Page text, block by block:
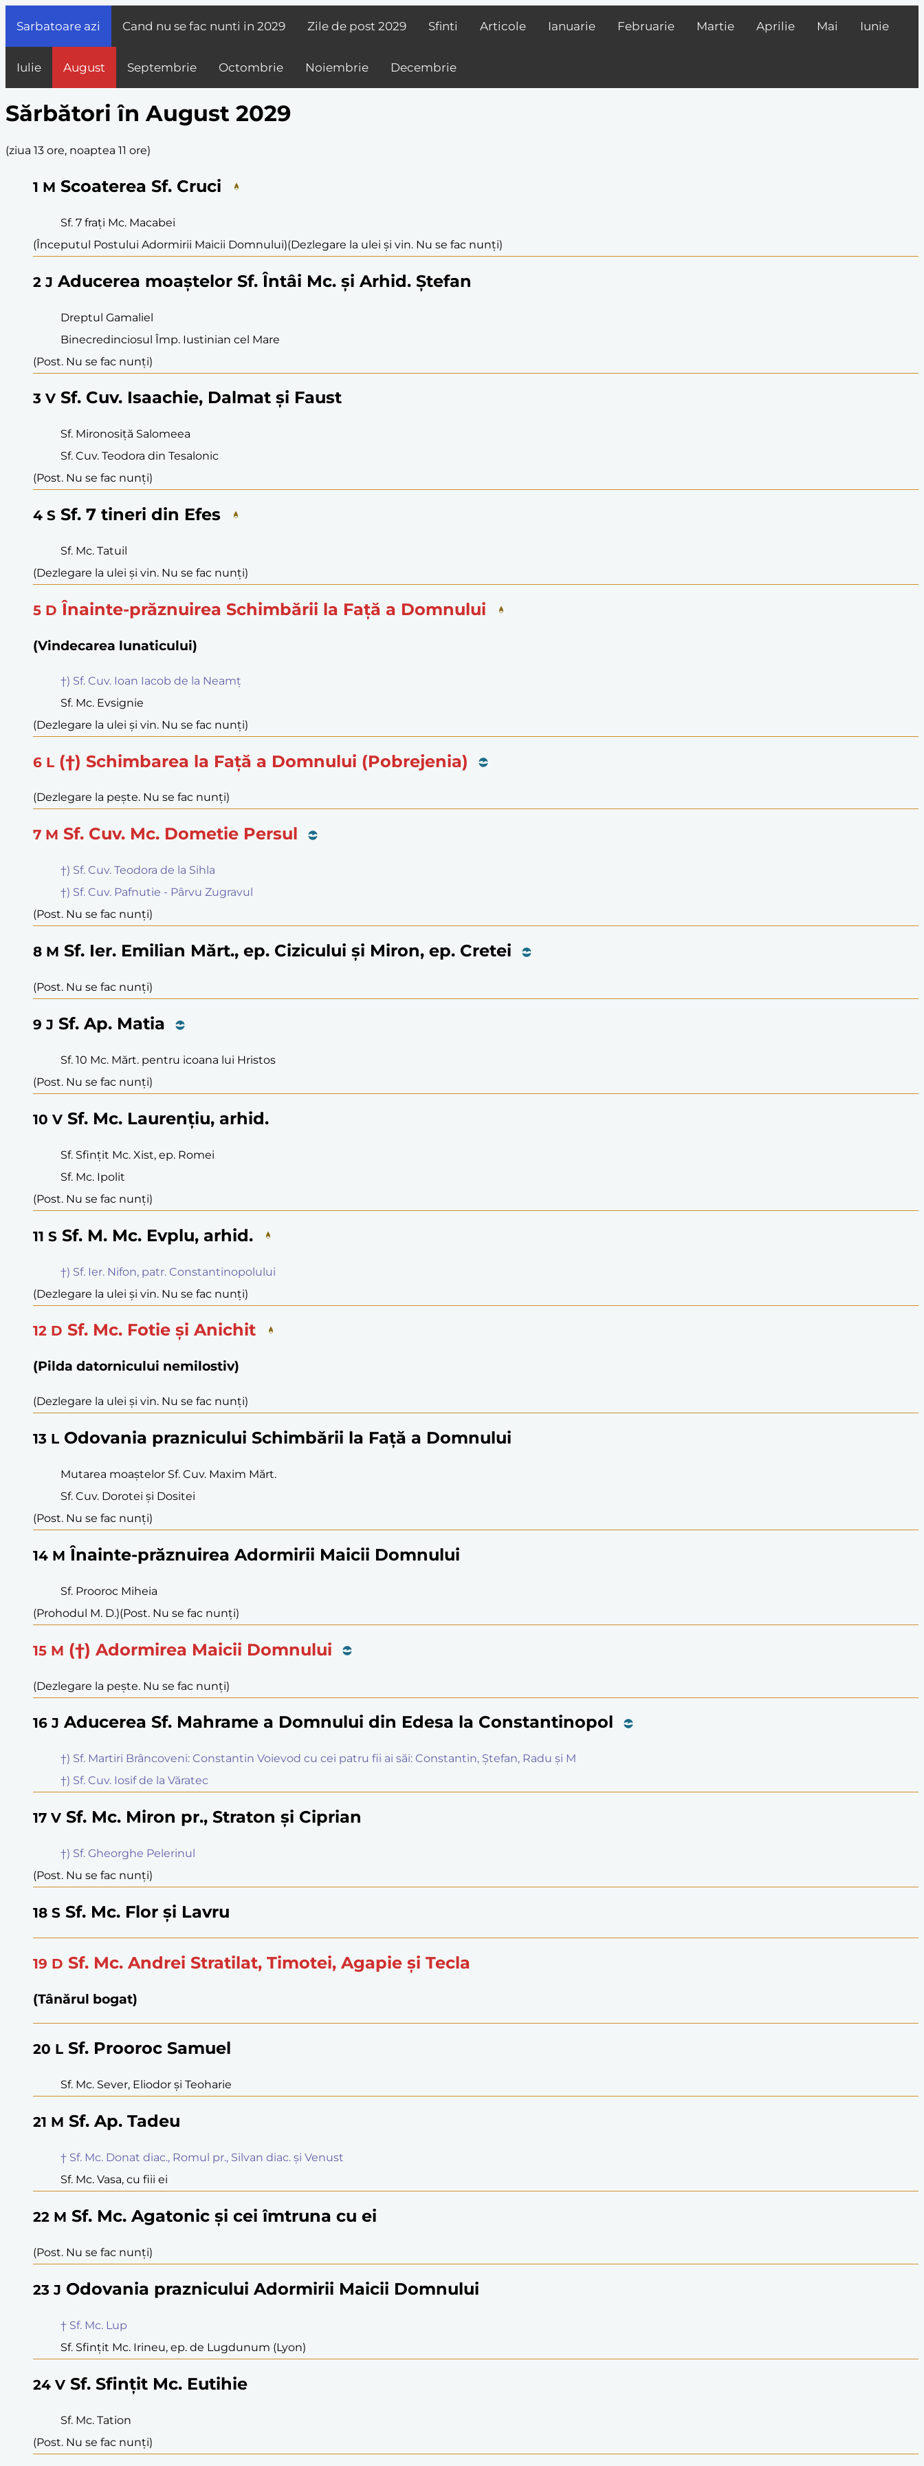
Sarbatoare azi Cand nu se fac nunti in 2029 Zile de post 2029 Sfinti Articole Ianuarie Februarie Martie Aprilie Mai Iunie
Iulie August Septembrie Octombrie Noiembrie Decembrie
Sărbători în August 2029
(ziua 13 ore, noaptea 11 ore)
1 M Scoaterea Sf. Cruci
Sf. 7 frați Mc. Macabei
(Începutul Postului Adormirii Maicii Domnului)(Dezlegare la ulei și vin. Nu se fac nunți)
2 J Aducerea moaștelor Sf. Întâi Mc. și Arhid. Ștefan
Dreptul Gamaliel
Binecredinciosul Împ. Iustinian cel Mare
(Post. Nu se fac nunți)
3 V Sf. Cuv. Isaachie, Dalmat și Faust
Sf. Mironosiță Salomeea
Sf. Cuv. Teodora din Tesalonic
(Post. Nu se fac nunți)
4 S Sf. 7 tineri din Efes
Sf. Mc. Tatuil
(Dezlegare la ulei și vin. Nu se fac nunți)
5 D Înainte-prăznuirea Schimbării la Față a Domnului
(Vindecarea lunaticului)
†) Sf. Cuv. Ioan Iacob de la Neamț
Sf. Mc. Evsignie
(Dezlegare la ulei și vin. Nu se fac nunți)
6 L (†) Schimbarea la Față a Domnului (Pobrejenia)
(Dezlegare la pește. Nu se fac nunți)
7 M Sf. Cuv. Mc. Dometie Persul
†) Sf. Cuv. Teodora de la Sihla
†) Sf. Cuv. Pafnutie - Pârvu Zugravul
(Post. Nu se fac nunți)
8 M Sf. Ier. Emilian Mărt., ep. Cizicului și Miron, ep. Cretei
(Post. Nu se fac nunți)
9 J Sf. Ap. Matia
Sf. 10 Mc. Mărt. pentru icoana lui Hristos
(Post. Nu se fac nunți)
10 V Sf. Mc. Laurențiu, arhid.
Sf. Sfințit Mc. Xist, ep. Romei
Sf. Mc. Ipolit
(Post. Nu se fac nunți)
11 S Sf. M. Mc. Evplu, arhid.
†) Sf. Ier. Nifon, patr. Constantinopolului
(Dezlegare la ulei și vin. Nu se fac nunți)
12 D Sf. Mc. Fotie și Anichit
(Pilda datornicului nemilostiv)
(Dezlegare la ulei și vin. Nu se fac nunți)
13 L Odovania praznicului Schimbării la Față a Domnului
Mutarea moaștelor Sf. Cuv. Maxim Mărt.
Sf. Cuv. Dorotei și Dositei
(Post. Nu se fac nunți)
14 M Înainte-prăznuirea Adormirii Maicii Domnului
Sf. Prooroc Miheia
(Prohodul M. D.)(Post. Nu se fac nunți)
15 M (†) Adormirea Maicii Domnului
(Dezlegare la pește. Nu se fac nunți)
16 J Aducerea Sf. Mahrame a Domnului din Edesa la Constantinopol
†) Sf. Martiri Brâncoveni: Constantin Voievod cu cei patru fii ai săi: Constantin, Ștefan, Radu și M
†) Sf. Cuv. Iosif de la Văratec
17 V Sf. Mc. Miron pr., Straton și Ciprian
†) Sf. Gheorghe Pelerinul
(Post. Nu se fac nunți)
18 S Sf. Mc. Flor și Lavru
19 D Sf. Mc. Andrei Stratilat, Timotei, Agapie și Tecla
(Tânărul bogat)
20 L Sf. Prooroc Samuel
Sf. Mc. Sever, Eliodor și Teoharie
21 M Sf. Ap. Tadeu
† Sf. Mc. Donat diac., Romul pr., Silvan diac. și Venust
Sf. Mc. Vasa, cu fiii ei
22 M Sf. Mc. Agatonic și cei îmtruna cu ei
(Post. Nu se fac nunți)
23 J Odovania praznicului Adormirii Maicii Domnului
† Sf. Mc. Lup
Sf. Sfințit Mc. Irineu, ep. de Lugdunum (Lyon)
24 V Sf. Sfințit Mc. Eutihie
Sf. Mc. Tation
(Post. Nu se fac nunți)